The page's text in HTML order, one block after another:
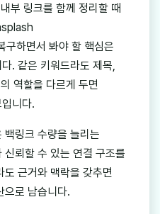
부 링크를 함께 정리할 때
하면서 봐야 할 핵심은
. 같은 키워드라도 제목,
역할을 다르게 두면
니다.
백링크 수량을 늘리는
뢰할 수 있는 연결 구조를
근거와 맥락을 갖추면
으로 남습니다.